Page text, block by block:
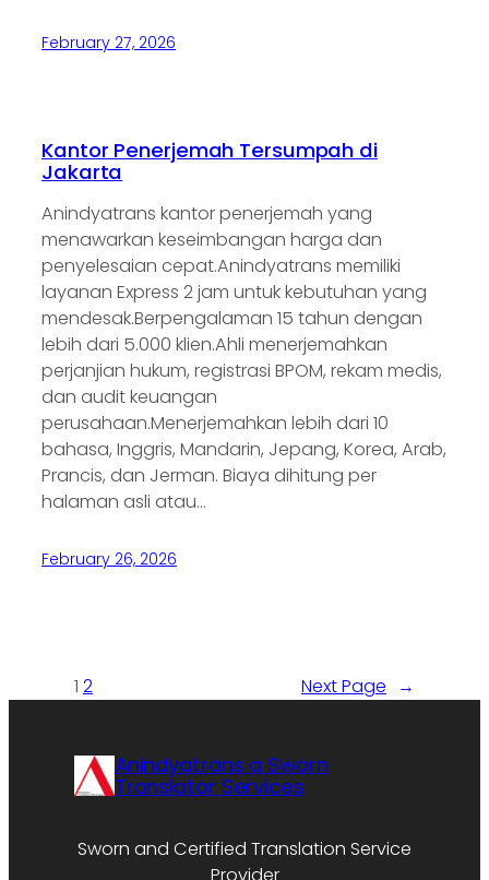
February 27, 2026
Kantor Penerjemah Tersumpah di
Jakarta
Anindyatrans kantor penerjemah yang
menawarkan keseimbangan harga dan
penyelesaian cepat.Anindyatrans memiliki
layanan Express 2 jam untuk kebutuhan yang
mendesak.Berpengalaman 15 tahun dengan
lebih dari 5.000 klien.Ahli menerjemahkan
perjanjian hukum, registrasi BPOM, rekam medis,
dan audit keuangan
perusahaan.Menerjemahkan lebih dari 10
bahasa, Inggris, Mandarin, Jepang, Korea, Arab,
Prancis, dan Jerman. Biaya dihitung per
halaman asli atau…
February 26, 2026
1 2 Next Page →
Anindyatrans a Sworn
Translator Services
Sworn and Certified Translation Service
Provider